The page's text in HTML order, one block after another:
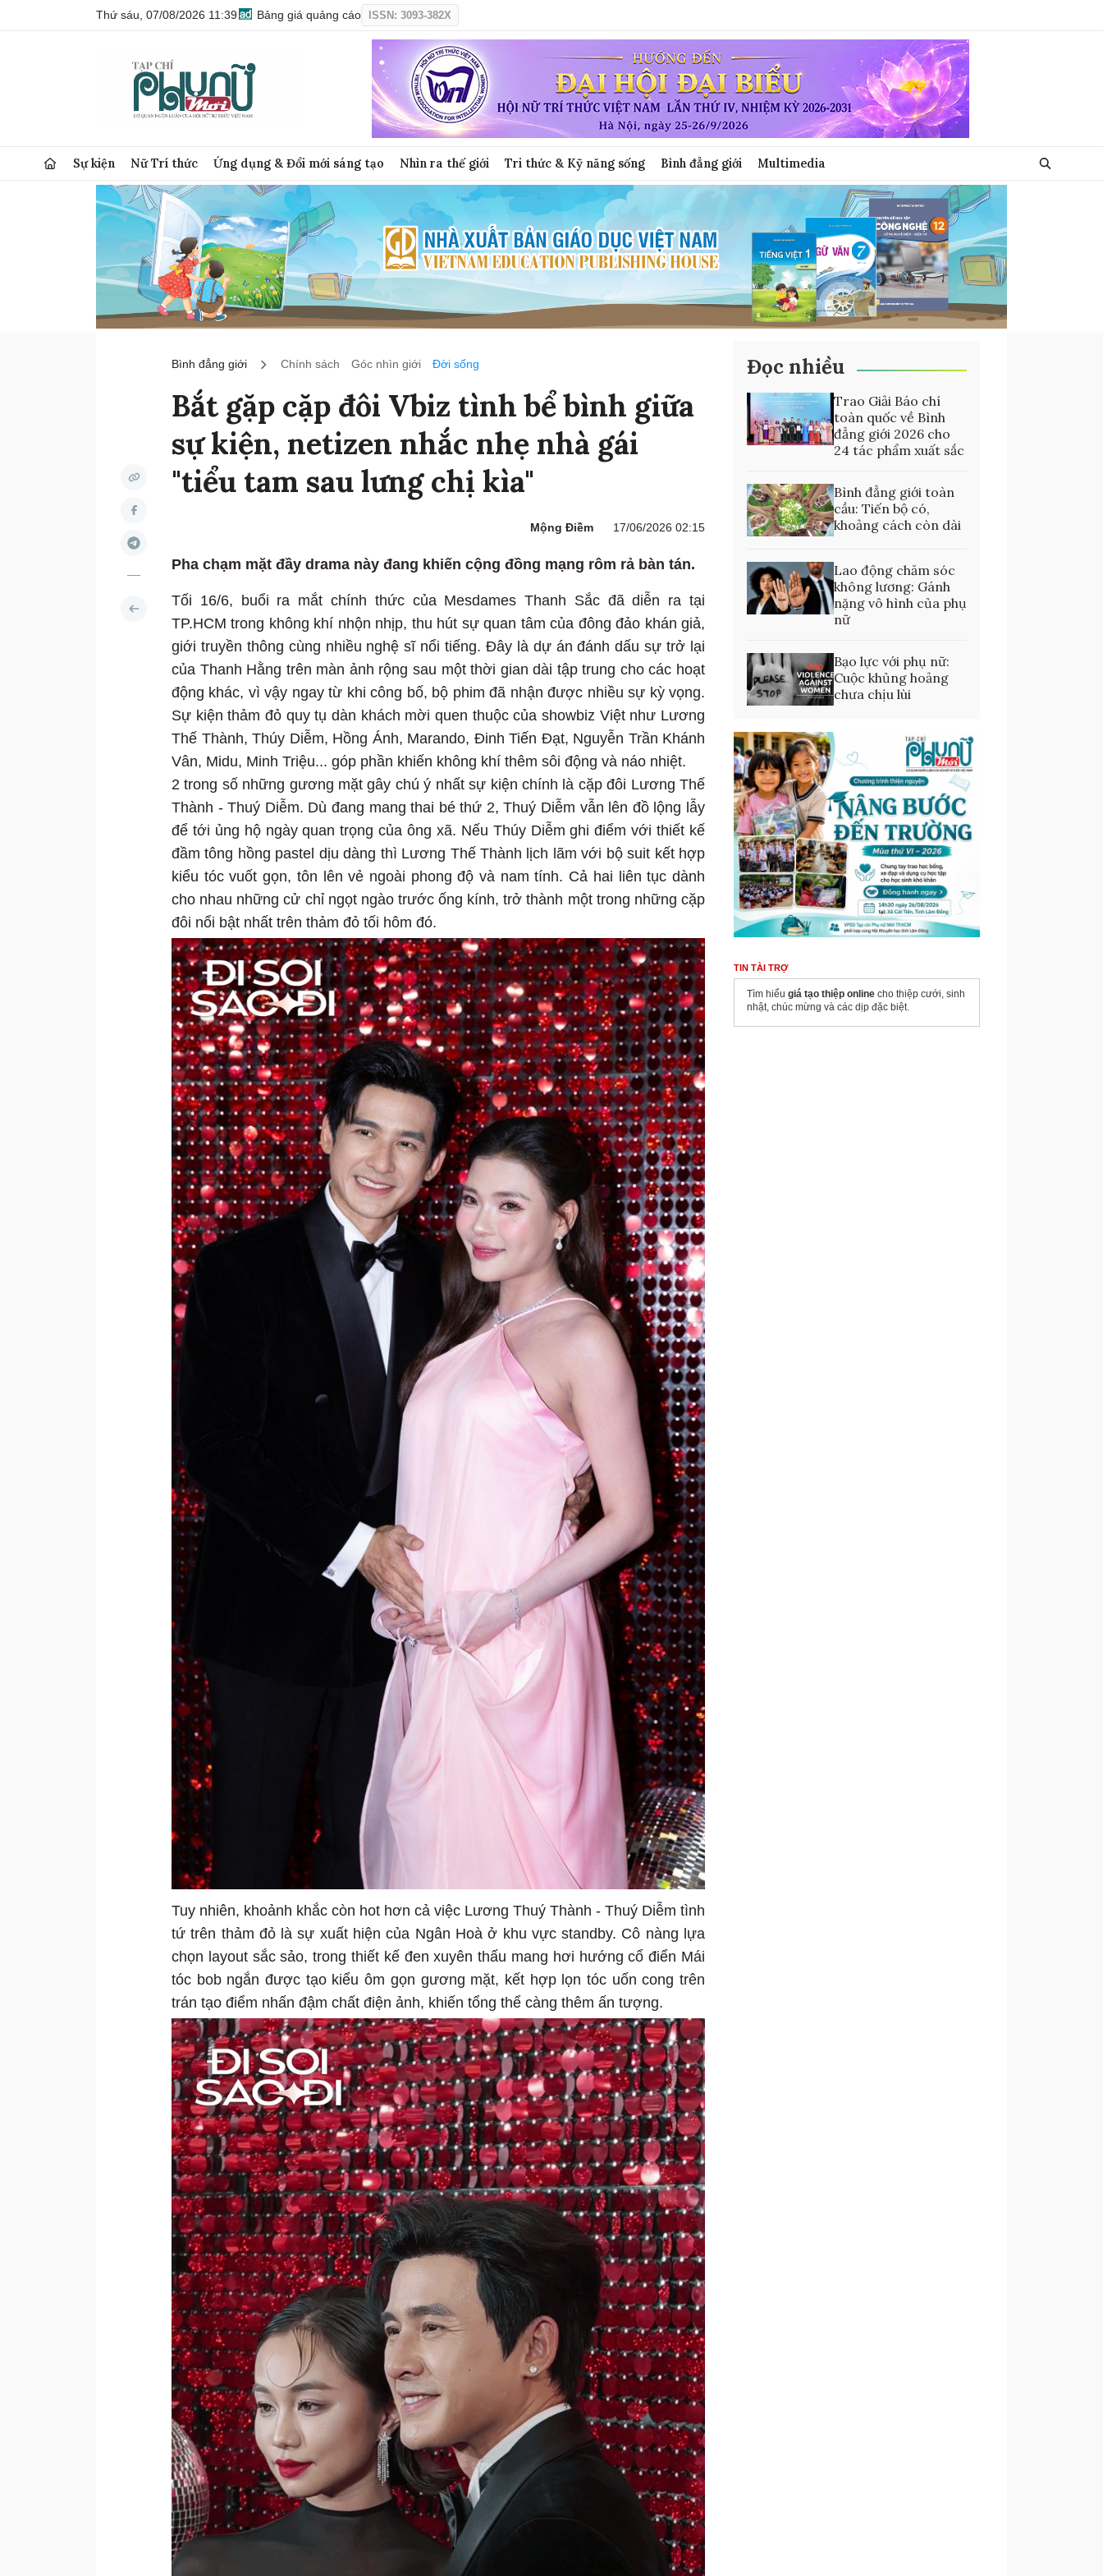
Thứ sáu, 07/08/2026 11:39 Bảng giá quảng cáo ISSN: 3093-382X
Sự kiện Nữ Trí thức Ứng dụng & Đổi mới sáng tạo Nhìn ra thế giới Tri thức & Kỹ năng sống Bình đẳng giới Multimedia
Bình đẳng giới Chính sách Góc nhìn giới Đời sống
Bắt gặp cặp đôi Vbiz tình bể bình giữa
sự kiện, netizen nhắc nhẹ nhà gái
"tiểu tam sau lưng chị kìa"
Mộng Điềm 17/06/2026 02:15
Pha chạm mặt đầy drama này đang khiến cộng đồng mạng rôm rả bàn tán.
Tối 16/6, buổi ra mắt chính thức của Mesdames Thanh Sắc đã diễn ra tại
TP.HCM trong không khí nhộn nhịp, thu hút sự quan tâm của đông đảo khán giả,
giới truyền thông cùng nhiều nghệ sĩ nổi tiếng. Đây là dự án đánh dấu sự trở lại
của Thanh Hằng trên màn ảnh rộng sau một thời gian dài tập trung cho các hoạt
động khác, vì vậy ngay từ khi công bố, bộ phim đã nhận được nhiều sự kỳ vọng.
Sự kiện thảm đỏ quy tụ dàn khách mời quen thuộc của showbiz Việt như Lương
Thế Thành, Thúy Diễm, Hồng Ánh, Marando, Đinh Tiến Đạt, Nguyễn Trần Khánh
Vân, Midu, Minh Triệu... góp phần khiến không khí thêm sôi động và náo nhiệt.
2 trong số những gương mặt gây chú ý nhất sự kiện chính là cặp đôi Lương Thế
Thành - Thuý Diễm. Dù đang mang thai bé thứ 2, Thuý Diễm vẫn lên đồ lộng lẫy
để tới ủng hộ ngày quan trọng của ông xã. Nếu Thúy Diễm ghi điểm với thiết kế
đầm tông hồng pastel dịu dàng thì Lương Thế Thành lịch lãm với bộ suit kết hợp
kiểu tóc vuốt gọn, tôn lên vẻ ngoài phong độ và nam tính. Cả hai liên tục dành
cho nhau những cử chỉ ngọt ngào trước ống kính, trở thành một trong những cặp
đôi nổi bật nhất trên thảm đỏ tối hôm đó.
Tuy nhiên, khoảnh khắc còn hot hơn cả việc Lương Thuý Thành - Thuý Diễm tình
tứ trên thảm đỏ là sự xuất hiện của Ngân Hoà ở khu vực standby. Cô nàng lựa
chọn layout sắc sảo, trong thiết kế đen xuyên thấu mang hơi hướng cổ điển Mái
tóc bob ngắn được tạo kiểu ôm gọn gương mặt, kết hợp lọn tóc uốn cong trên
trán tạo điểm nhấn đậm chất điện ảnh, khiến tổng thể càng thêm ấn tượng.
Đọc nhiều
Trao Giải Báo chí
toàn quốc về Bình
đẳng giới 2026 cho
24 tác phẩm xuất sắc
Bình đẳng giới toàn
cầu: Tiến bộ có,
khoảng cách còn dài
Lao động chăm sóc
không lương: Gánh
nặng vô hình của phụ
nữ
Bạo lực với phụ nữ:
Cuộc khủng hoảng
chưa chịu lùi
TIN TÀI TRỢ
Tìm hiểu giá tạo thiệp online cho thiệp cưới, sinh
nhật, chúc mừng và các dịp đặc biệt.